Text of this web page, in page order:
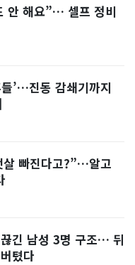
안 해요”… 셀프 정비
’…진동 감쇄기까지
살 빠진다고?”…알고
긴 남성 3명 구조… 뒤
텼다